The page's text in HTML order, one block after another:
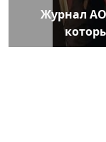
Журнал